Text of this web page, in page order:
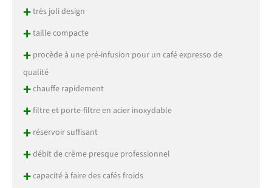
+très joli design
+taille compacte
+procède à une pré-infusion pour un café expresso de
qualité
+chauffe rapidement
+filtre et porte-filtre en acier inoxydable
+réservoir suffisant
+débit de crème presque professionnel
+capacité à faire des cafés froids